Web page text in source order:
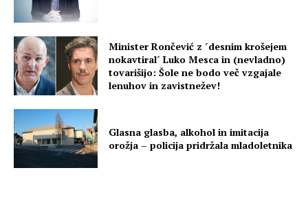
Minister Rončević z ´desnim krošejem
nokavtiral´ Luko Mesca in (nevladno)
tovarišijo: Šole ne bodo več vzgajale
lenuhov in zavistnežev!
Glasna glasba, alkohol in imitacija
orožja – policija pridržala mladoletnika